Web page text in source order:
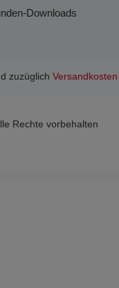
Downloads
zuzüglich Versandkosten
Rechte vorbehalten